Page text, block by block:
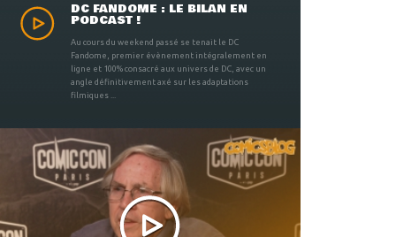
DC FANDOME : LE BILAN EN
PODCAST !
Au cours du weekend passé se tenait le DC
Fandome, premier évènement intégralement en
ligne et 100% consacré aux univers de DC, avec un
angle définitivement axé sur les adaptations
filmiques ...